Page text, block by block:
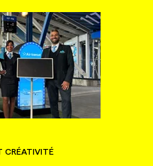
CRÉATIVITÉ